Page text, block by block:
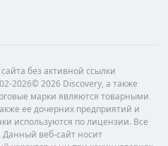
без активной ссылки
2026© 2026 Discovery, а также
марки являются товарными
ее дочерних предприятий и
используются по лицензии. Все
веб-сайт носит